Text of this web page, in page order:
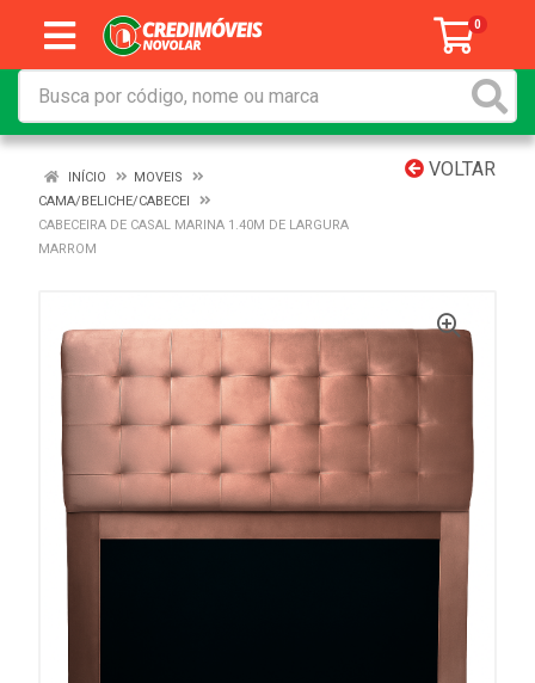
0
VOLTAR
INÍCIO
MOVEIS
CAMA/BELICHE/CABECEI
CABECEIRA DE CASAL MARINA 1.40M DE LARGURA
MARROM